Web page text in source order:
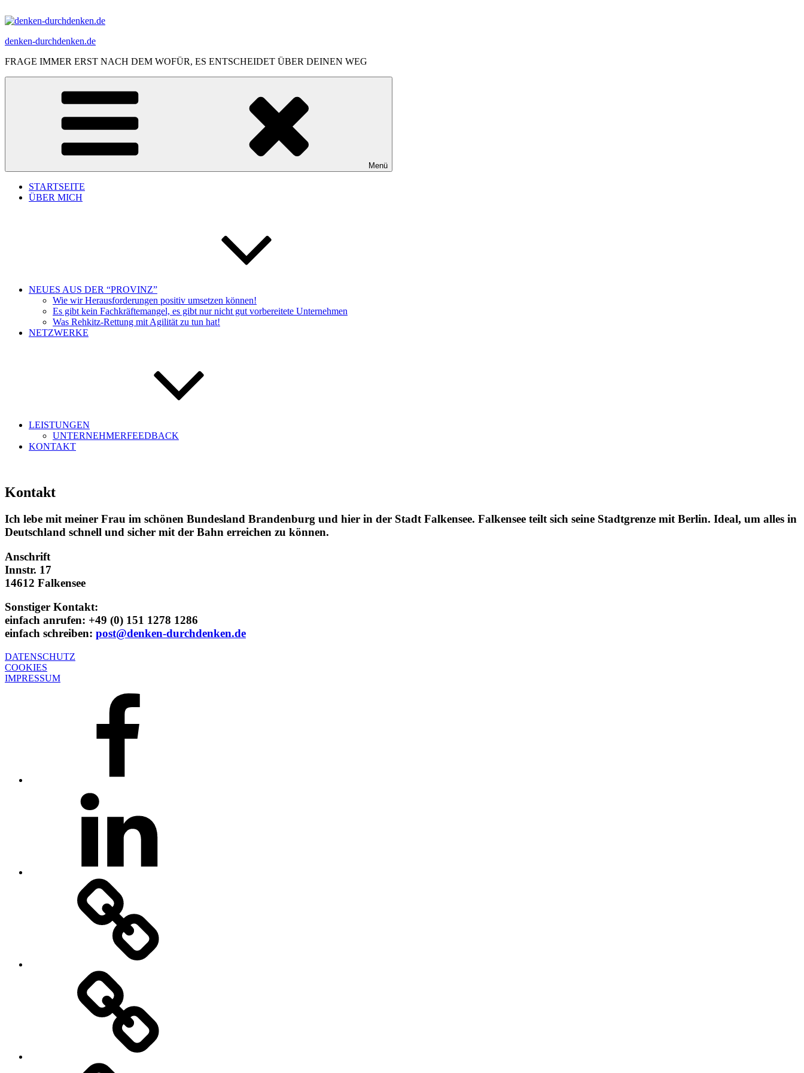
Inhalt
denken-durchdenken.de
FRAGE IMMER ERST NACH DEM WOFÜR, ES ENTSCHEIDET ÜBER DEINEN WEG
Menü
STARTSEITE
ÜBER MICH
NEUES AUS DER “PROVINZ”
Wie wir Herausforderungen positiv umsetzen können!
Es gibt kein Fachkräftemangel, es gibt nur nicht gut vorbereitete Unternehmen
Was Rehkitz-Rettung mit Agilität zu tun hat!
NETZWERKE
LEISTUNGEN
UNTERNEHMERFEEDBACK
KONTAKT
Kontakt
Ich lebe mit meiner Frau im schönen Bundesland Brandenburg und hier in der Stadt Falkensee. Falkensee teilt sich seine Stadtgrenze mit Berlin. Ideal, um alles in
Deutschland schnell und sicher mit der Bahn erreichen zu können.
Anschrift
Innstr. 17
14612 Falkensee
Sonstiger Kontakt:
einfach anrufen: +49 (0) 151 1278 1286
einfach schreiben: post@denken-durchdenken.de
DATENSCHUTZ
COOKIES
IMPRESSUM
Geschäftsbedingungen